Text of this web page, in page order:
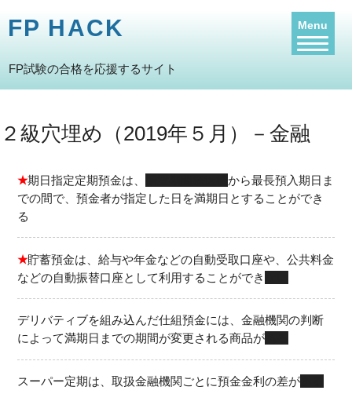
FP HACK
FP試験の合格を応援するサイト
２級穴埋め（2019年５月）－金融
★期日指定定期預金は、
から最長預入期日ま
での間で、預金者が指定した日を満期日とすることができ
る
★貯蓄預金は、給与や年金などの自動受取口座や、公共料金
などの自動振替口座として利用することができ
デリバティブを組み込んだ仕組預金には、金融機関の判断
によって満期日までの期間が変更される商品がある
スーパー定期は、取扱金融機関ごとに預金金利の差がある
Menu